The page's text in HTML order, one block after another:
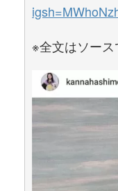
※全文はソース